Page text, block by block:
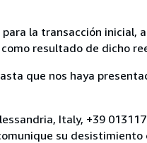
la transacción inicial,
resultado de dicho
que nos haya
Italy, +39
su